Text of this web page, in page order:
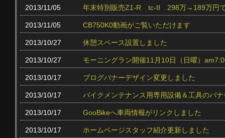
2013/11/05 年末特別販売Z1-R tc‐II 298万→189万円
2013/11/05 CB750K0動画がご覧いただけます
2013/10/27 休憩スペース設置しました
2013/10/27 モーニングラン開催11月10日（日曜）
2013/10/17 ブログバナーデザイン変更しました
2013/10/17 バイクメンテナンス用専用設備＆工具のバ
2013/10/17 GooBikeへ車両情報がリンクしました
2013/10/17 ホームページスタッフ紹介更新しました